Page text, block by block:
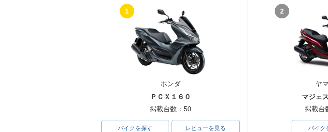
1
ホンダ
ＰＣＸ１６０
掲載台数：50
バイクを探す レビューを見る
2
ヤ
マジェ
掲載台
バイク